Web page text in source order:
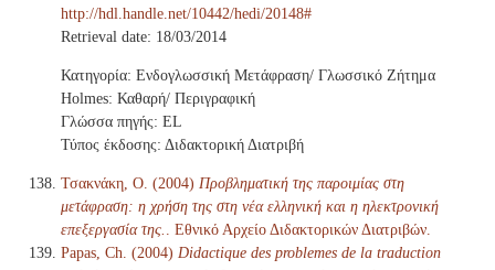
http://hdl.handle.net/10442/hedi/20148#
Retrieval date: 18/03/2014
Κατηγορία: Ενδογλωσσική Μετάφραση/ Γλωσσικό Ζήτημα
Holmes: Καθαρή/ Περιγραφική
Γλώσσα πηγής: EL
Τύπος έκδοσης: Διδακτορική Διατριβή
Τσακνάκη, Ο. (2004) Προβληματική της παροιμίας στη
μετάφραση: η χρήση της στη νέα ελληνική και η ηλεκτρονική
επεξεργασία της.
. Εθνικό Αρχείο Διδακτορικών Διατριβών.
Papas, Ch. (2004) Didactique des problemes de la traduction